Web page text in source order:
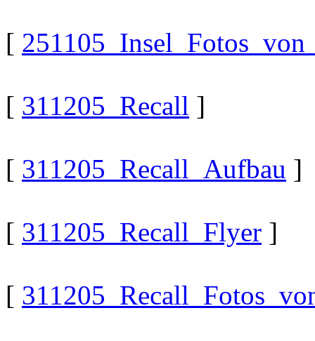
[
[ 311205_Recall ]
[ 311205_Recall_Aufbau ]
[ 311205_Recall_Flyer ]
[